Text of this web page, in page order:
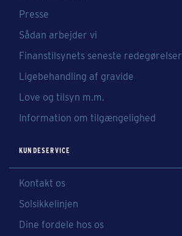
Presse
Sådan arbejder vi
Finanstilsynets seneste redegørelser
Ligebehandling af gravide
Love og tilsyn m.m.
Information om tilgængelighed
KUNDESERVICE
Kontakt os
Solsikkelinjen
Dine fordele hos os